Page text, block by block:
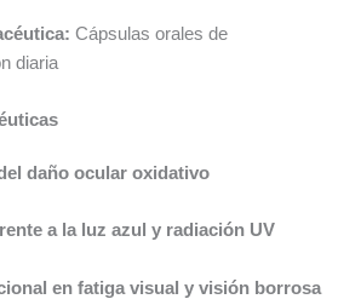
Cápsulas orales de
diaria
daño ocular oxidativo
a la luz azul y radiación UV
en fatiga visual y visión borrosa